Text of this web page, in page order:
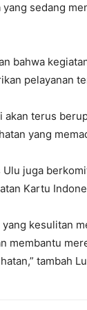
sedang
bahwa
pelayanan
akan terus
yang
juga
Kartu
kesulitan
membantu
tambah